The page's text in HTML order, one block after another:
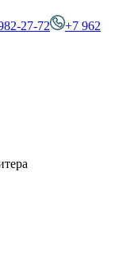
27-72
+7 962